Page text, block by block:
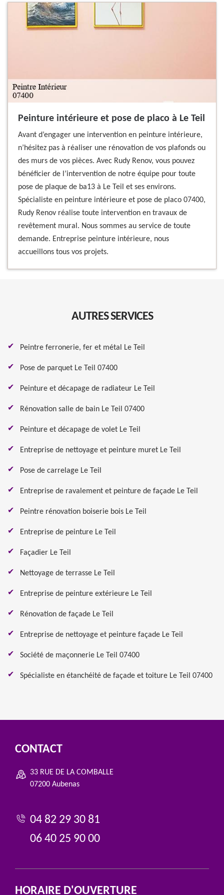
Peinture intérieure et pose de placo à Le Teil
Avant d’engager une intervention en peinture intérieure,
n’hésitez pas à réaliser une rénovation de vos plafonds ou
des murs de vos pièces. Avec Rudy Renov, vous pouvez
bénéficier de l’intervention de notre équipe pour toute
pose de plaque de ba13 à Le Teil et ses environs.
Spécialiste en peinture intérieure et pose de placo 07400,
Rudy Renov réalise toute intervention en travaux de
revêtement mural. Nous sommes au service de toute
demande. Entreprise peinture intérieure, nous
accueillons tous vos projets.
AUTRES SERVICES
Peintre ferronerie, fer et métal Le Teil
Pose de parquet Le Teil 07400
Peinture et décapage de radiateur Le Teil
Rénovation salle de bain Le Teil 07400
Peinture et décapage de volet Le Teil
Entreprise de nettoyage et peinture muret Le Teil
Pose de carrelage Le Teil
Entreprise de ravalement et peinture de façade Le Teil
Peintre rénovation boiserie bois Le Teil
Entreprise de peinture Le Teil
Façadier Le Teil
Nettoyage de terrasse Le Teil
Entreprise de peinture extérieure Le Teil
Rénovation de façade Le Teil
Entreprise de nettoyage et peinture façade Le Teil
Société de maçonnerie Le Teil 07400
Spécialiste en étanchéité de façade et toiture Le Teil 07400
CONTACT
33 RUE DE LA COMBALLE
07200 Aubenas
04 82 29 30 81
06 40 25 90 00
HORAIRE D'OUVERTURE